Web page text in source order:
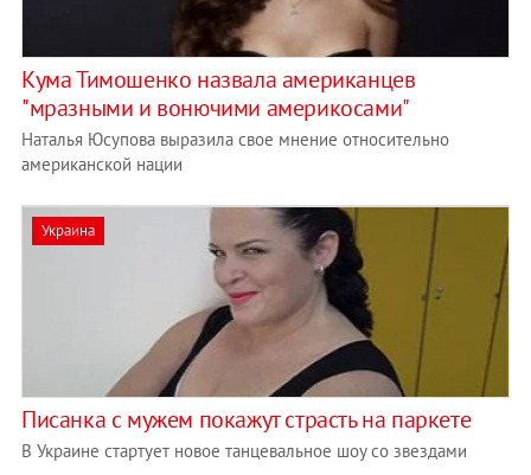
Кума Тимошенко назвала американцев
"мразными и вонючими америкосами"
Наталья Юсупова выразила свое мнение относительно
американской нации
Украина
Писанка с мужем покажут страсть на паркете
В Украине стартует новое танцевальное шоу со звездами